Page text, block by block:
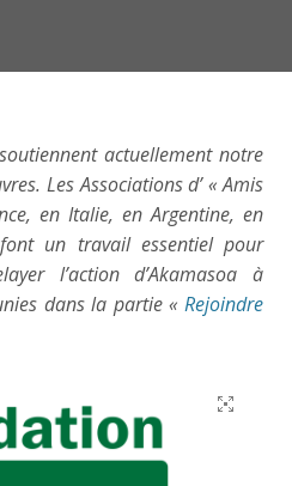
actuellement notre
Les Associations d’ « Amis
en Italie, en Argentine, en
un travail essentiel pour
l’action d’Akamasoa à
dans la partie « Rejoindre